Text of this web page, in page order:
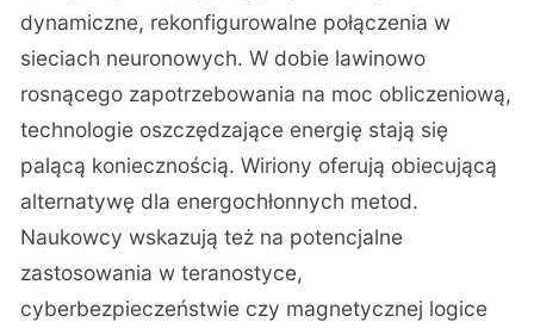
dynamiczne, rekonfigurowalne połączenia w
sieciach neuronowych. W dobie lawinowo
rosnącego zapotrzebowania na moc obliczeniową,
technologie oszczędzające energię stają się
palącą koniecznością. Wiriony oferują obiecującą
alternatywę dla energochłonnych metod.
Naukowcy wskazują też na potencjalne
zastosowania w teranostyce,
cyberbezpieczeństwie czy magnetycznej logice